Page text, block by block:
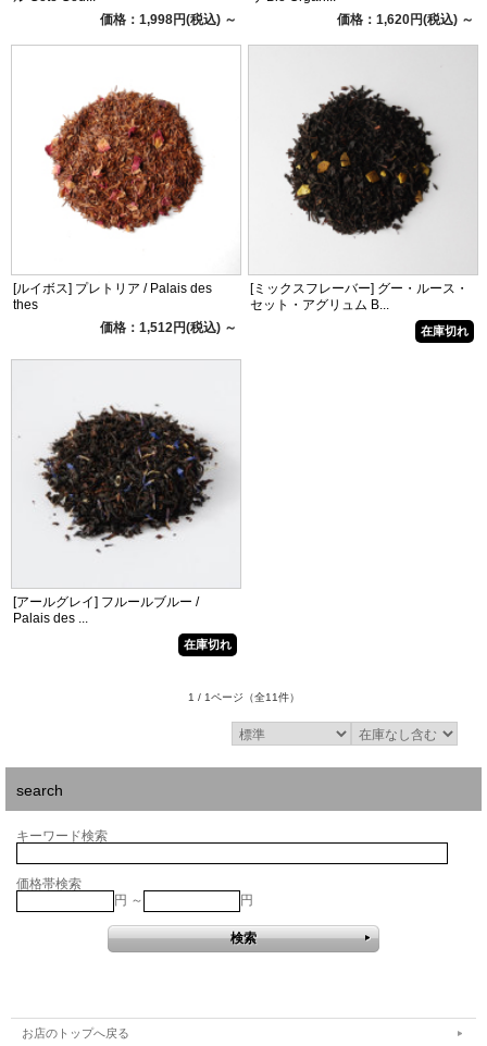
価格：1,998円(税込) ～
価格：1,620円(税込) ～
[ルイボス] プレトリア / Palais des
thes
価格：1,512円(税込) ～
[ミックスフレーバー] グー・ルース・
セット・アグリュム B...
在庫切れ
[アールグレイ] フルールブルー /
Palais des ...
在庫切れ
1 / 1ページ （全11件）
search
キーワード検索
価格帯検索
円 ～
円
お店のトップへ戻る